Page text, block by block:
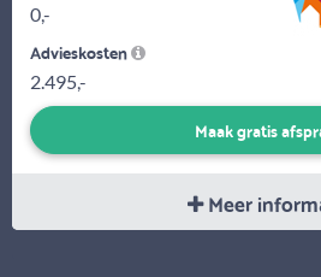
0,-
Advieskosten
2.495,-
Maak gratis
Meer